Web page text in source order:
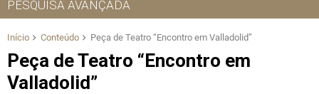
PESQUISA AVANÇADA
Início Conteúdo Peça de Teatro “Encontro em Valladolid”
Peça de Teatro “Encontro em
Valladolid”